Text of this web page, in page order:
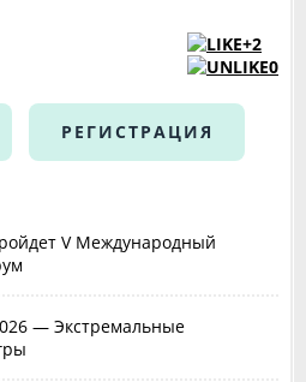
+2
0
РЕГИСТРАЦИЯ
V Международный
— Экстремальные